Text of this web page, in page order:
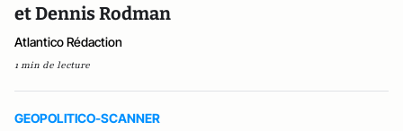
et Dennis Rodman
Atlantico Rédaction
1 min de lecture
GEOPOLITICO-SCANNER